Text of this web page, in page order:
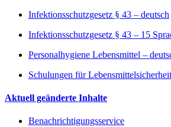
Infektionsschutzgesetz § 43 – deutsch
Infektionsschutzgesetz § 43 – 15
Personalhygiene Lebensmittel –
Schulungen für Lebensmittelsicherheit
Aktuell geänderte Inhalte
Benachrichtigungsservice